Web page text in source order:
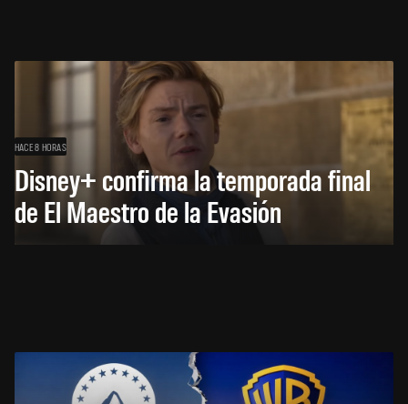
HACE 8 HORAS
Disney+ confirma la temporada final
de El Maestro de la Evasión